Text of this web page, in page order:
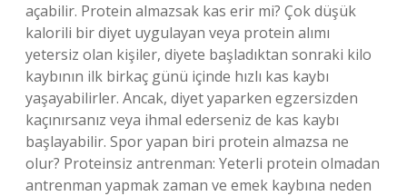
açabilir. Protein almazsak kas erir mi? Çok düşük
kalorili bir diyet uygulayan veya protein alımı
yetersiz olan kişiler, diyete başladıktan sonraki kilo
kaybının ilk birkaç günü içinde hızlı kas kaybı
yaşayabilirler. Ancak, diyet yaparken egzersizden
kaçınırsanız veya ihmal ederseniz de kas kaybı
başlayabilir. Spor yapan biri protein almazsa ne
olur? Proteinsiz antrenman: Yeterli protein olmadan
antrenman yapmak zaman ve emek kaybına neden